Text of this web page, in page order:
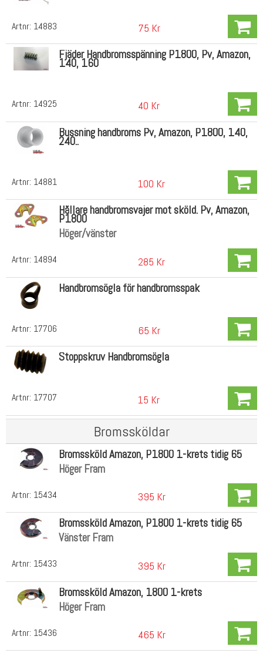
Artnr: 14883 75 Kr
Artnr: 14925
Fjäder Handbromsspänning P1800, Pv, Amazon,
140, 160
40 Kr
Artnr: 14881
Bussning handbroms Pv, Amazon, P1800, 140,
240..
100 Kr
Artnr: 14894
Hållare handbromsvajer mot sköld. Pv, Amazon,
P1800
Höger/vänster
285 Kr
Artnr: 17706
Handbromsögla för handbromsspak
65 Kr
Artnr: 17707
Stoppskruv Handbromsögla
15 Kr
Bromssköldar
Artnr: 15434
Bromssköld Amazon, P1800 1-krets tidig 65
Höger Fram
395 Kr
Artnr: 15433
Bromssköld Amazon, P1800 1-krets tidig 65
Vänster Fram
395 Kr
Artnr: 15436
Bromssköld Amazon, 1800 1-krets
Höger Fram
465 Kr